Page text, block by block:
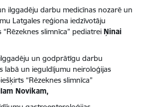
ilggadēju darbu medicīnas nozarē un
Latgales reģiona iedzīvotāju
slimnīca” pediatrei Ņinai
un godprātīgu darbu
labā un ieguldījumu neiroloģijas
“Rēzeknes slimnīca”
Novikam,